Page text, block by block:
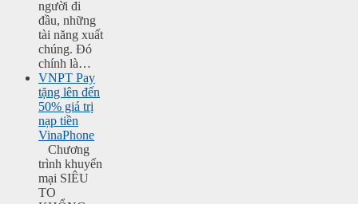
người đi
đầu, những
tài năng xuất
chúng. Đó
chính là…
VNPT Pay
tặng lên đến
50% giá trị
nạp tiền
VinaPhone
Chương
trình khuyến
mại SIÊU
TO